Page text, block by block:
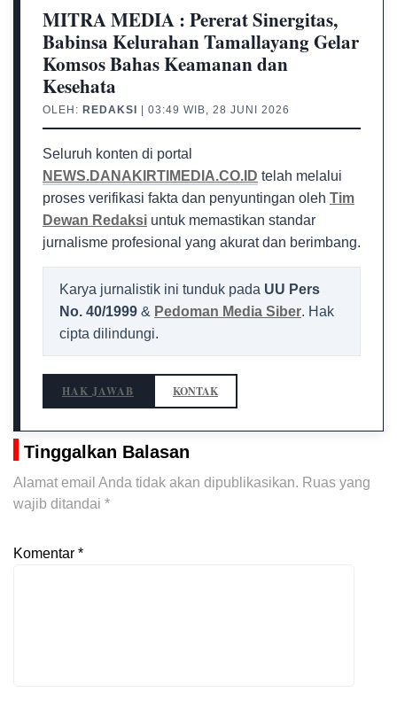
MITRA MEDIA : Pererat Sinergitas,
Babinsa Kelurahan Tamallayang Gelar
Komsos Bahas Keamanan dan
Kesehata
OLEH: REDAKSI | 03:49 WIB, 28 JUNI 2026
Seluruh konten di portal
NEWS.DANAKIRTIMEDIA.CO.ID telah melalui
proses verifikasi fakta dan penyuntingan oleh Tim
Dewan Redaksi untuk memastikan standar
jurnalisme profesional yang akurat dan berimbang.
Karya jurnalistik ini tunduk pada UU Pers
No. 40/1999 & Pedoman Media Siber. Hak
cipta dilindungi.
HAK JAWAB KONTAK
Tinggalkan Balasan
Alamat email Anda tidak akan dipublikasikan. Ruas yang
wajib ditandai *
Komentar *